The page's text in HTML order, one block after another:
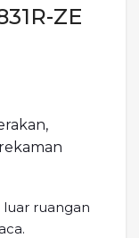
ZE
ruangan